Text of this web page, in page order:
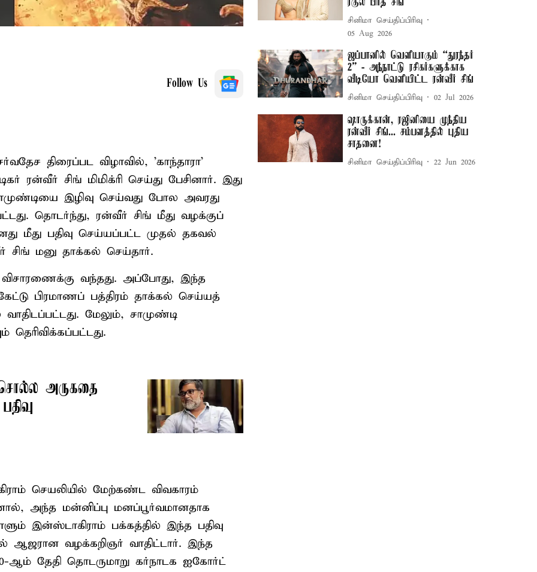
Follow Us
திரைப்பட விழாவில், 'காந்தாரா'
ரன்வீர் சிங் மிமிக்ரி செய்து பேசினார். இது
இழிவு செய்வது போல அவரது
தொடர்ந்து, ரன்வீர் சிங் மீது வழக்குப்
மீது பதிவு செய்யப்பட்ட முதல் தகவல்
மனு தாக்கல் செய்தார்.
வந்தது. அப்போது, இந்த
பிரமாணப் பத்திரம் தாக்கல் செய்யத்
மேலும், சாமுண்டி
தெரிவிக்கப்பட்டது.
சொல்ல அருகதை
செயலியில் மேற்கண்ட விவகாரம்
அந்த மன்னிப்பு மனப்பூர்வமானதாக
இன்ஸ்டாகிராம் பக்கத்தில் இந்த பதிவு
ஆஜரான வழக்கறிஞர் வாதிட்டார். இந்த
ஆம் தேதி தொடருமாறு கர்நாடக ஐகோர்ட்
ரகுல் பிரீத் சிங்
சினிமா செய்திப்பிரிவு
05 Aug 2026
ஜப்பானில் வெளியாகும் “துரந்தர்
2” - அந்நாட்டு ரசிகர்களுக்காக
வீடியோ வெளியிட்ட ரன்வீர் சிங்
சினிமா செய்திப்பிரிவு 02 Jul 2026
ஷாருக்கான், ரஜினியை முந்திய
ரன்வீர் சிங்... சம்பளத்தில் புதிய
சாதனை!
சினிமா செய்திப்பிரிவு 22 Jun 2026